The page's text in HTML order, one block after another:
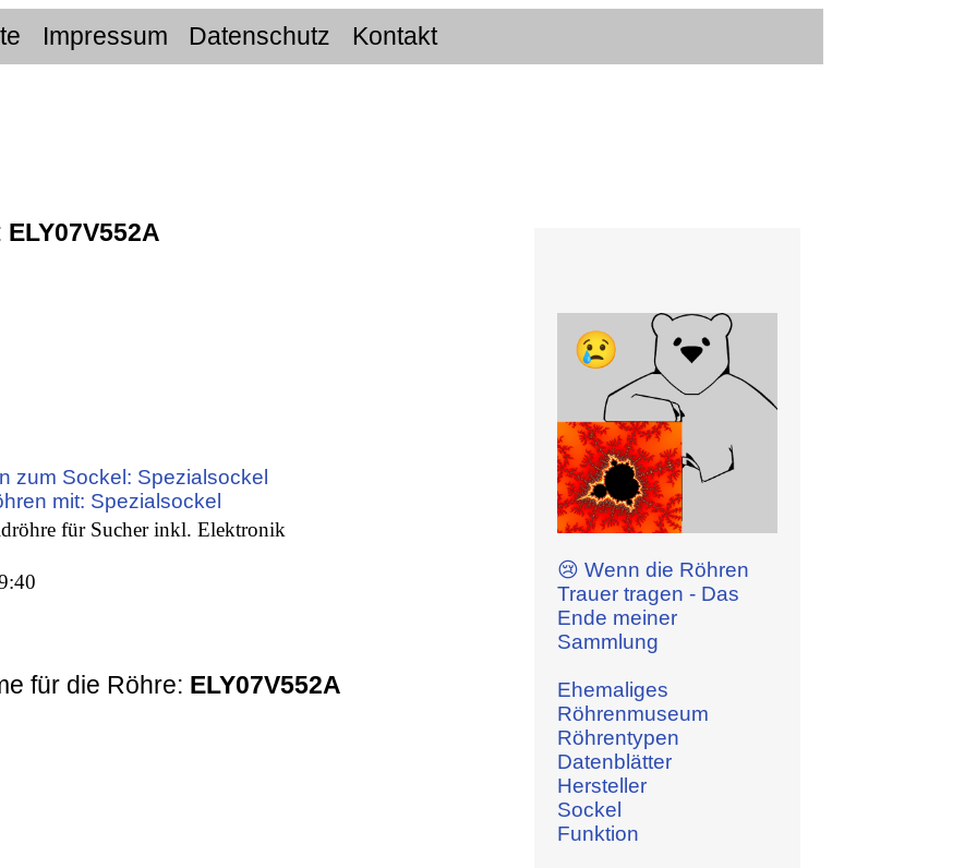
Impressum Datenschutz Kontakt
ELY07V552A
zum Sockel: Spezialsockel
mit: Spezialsockel
für Sucher inkl. Elektronik
für die Röhre: ELY07V552A
😢 Wenn die Röhren
Trauer tragen - Das
Ende meiner
Sammlung
Ehemaliges
Röhrenmuseum
Röhrentypen
Datenblätter
Hersteller
Sockel
Funktion